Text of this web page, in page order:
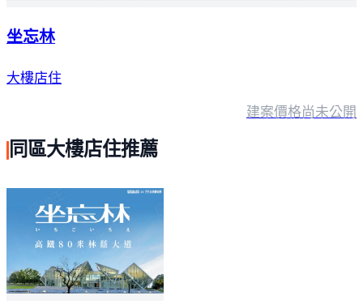
坐忘林
大樓店住
建案價格尚未公開
同區大樓店住推薦